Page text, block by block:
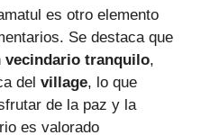
es otro elemento
Se destaca que
vecindario tranquilo,
del village, lo que
de la paz y la
es valorado